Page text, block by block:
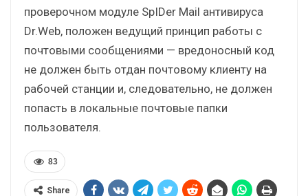
проверочном модуле SpIDer Mail антивируса
Dr.Web, положен ведущий принцип работы с
почтовыми сообщениями — вредоносный код
не должен быть отдан почтовому клиенту на
рабочей станции и, следовательно, не должен
попасть в локальные почтовые папки
пользователя.
83
Share